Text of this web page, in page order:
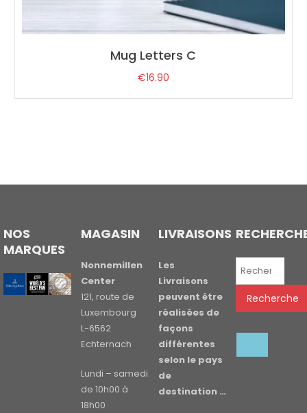
Mug Letters C
€16.90
NOS
MARQUES
MAGASIN
Nonnemillen
Center
121, route de
Luxembourg
L-6562
Echternach
Lundi – samedi
de 10h00 à
18h00
LIVRAISONS
Les
Livraisons
peuvent être
réalisées de
façons
différentes
selon le pays
de
destination …
Recherche
Recherche